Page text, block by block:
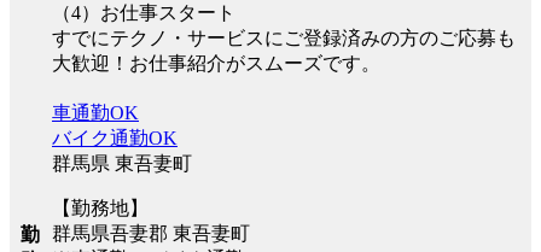
（4）お仕事スタート
すでにテクノ・サービスにご登録済みの方のご応募も
大歓迎！お仕事紹介がスムーズです。
勤
車通勤OK
バイク通勤OK
群馬県 東吾妻町
【勤務地】
群馬県吾妻郡 東吾妻町